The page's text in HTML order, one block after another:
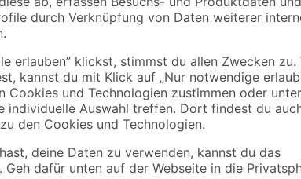
cm Topf
,99 €
Sorten 13 cm Topf
3,79€